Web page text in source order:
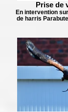
Prise de
En intervention
de harris